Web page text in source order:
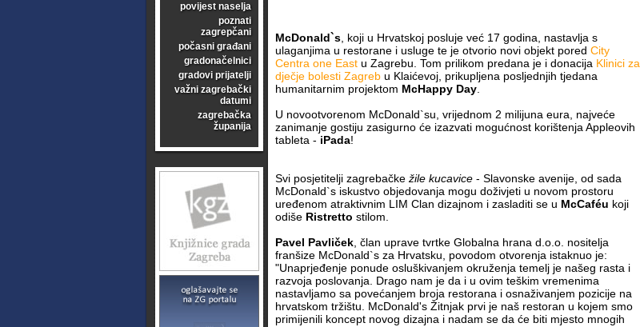
povijest naselja
poznati
zagrepčani
počasni građani
gradonačelnici
gradovi prijatelji
važni zagrebački
datumi
zagrebačka
županija
McDonald`s , koji u Hrvatskoj posluje već 17 godina, nastavlja s
ulaganjima u restorane i usluge te je otvorio novi objekt pored City
Centra one East u Zagrebu. Tom prilikom predana je i donacija Klinici za
dječje bolesti Zagreb u Klaićevoj, prikupljena posljednjih tjedana
humanitarnim projektom McHappy Day
U novootvorenom McDonald`su, vrijednom 2 milijuna eura, najveće
zanimanje gostiju zasigurno će izazvati mogućnost korištenja Appleovih
tableta - iPada!
Svi posjetitelji zagrebačke žile kucavice - Slavonske avenije, od sada
McDonald`s iskustvo objedovanja mogu doživjeti u novom prostoru
uređenom atraktivnim LIM Clan dizajnom i zasladiti se u McCaféu koji
odiše Ristretto stilom.
Pavel Pavliček , član uprave tvrtke Globalna hrana d.o.o. nositelja
franšize McDonald`s za Hrvatsku, povodom otvorenja istaknuo je:
"Unaprjeđenje ponude osluškivanjem okruženja temelj je našeg rasta i
razvoja poslovanja. Drago nam je da i u ovim teškim vremenima
nastavljamo sa povećanjem broja restorana i osnaživanjem pozicije na
hrvatskom tržištu. McDonald's Žitnjak prvi je naš restoran u kojem smo
primijenili koncept novog dizajna i nadam se da će biti mjesto mnogih